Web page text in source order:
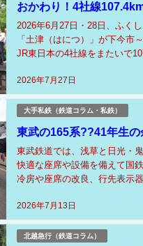
おかわり！4社線
2026年7月27日
2026年6月27日・28日、ふく
「土津（はにつ）」が下今市
JR東日本の4社線をまたいで
大手私鉄（鉄道コラム・私鉄）
東武の165系??41年生
2026年7月13日
東武鉄道では、浅草と日光・
快適な座席や設備を備えて国
冷房や座席の改良、行先表示
北越急行（鉄道コラム）